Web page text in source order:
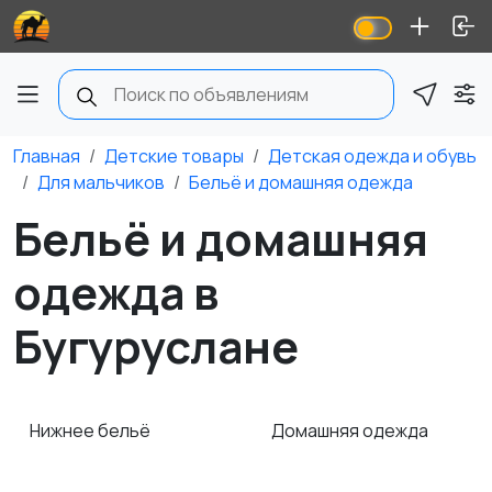
Главная Детские товары
Детская одежда и обувь
Для мальчиков
Бельё и домашняя одежда
Бельё и домашняя
одежда в
Бугуруслане
Нижнее бельё Домашняя одежда